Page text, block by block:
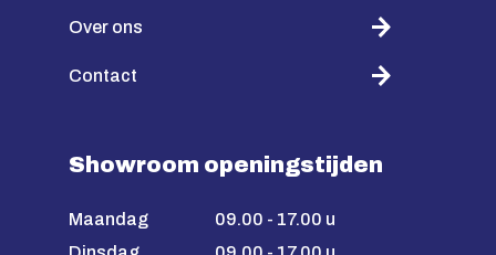
Over ons
Contact
Showroom openingstijden
Maandag
09.00 - 17.00 u